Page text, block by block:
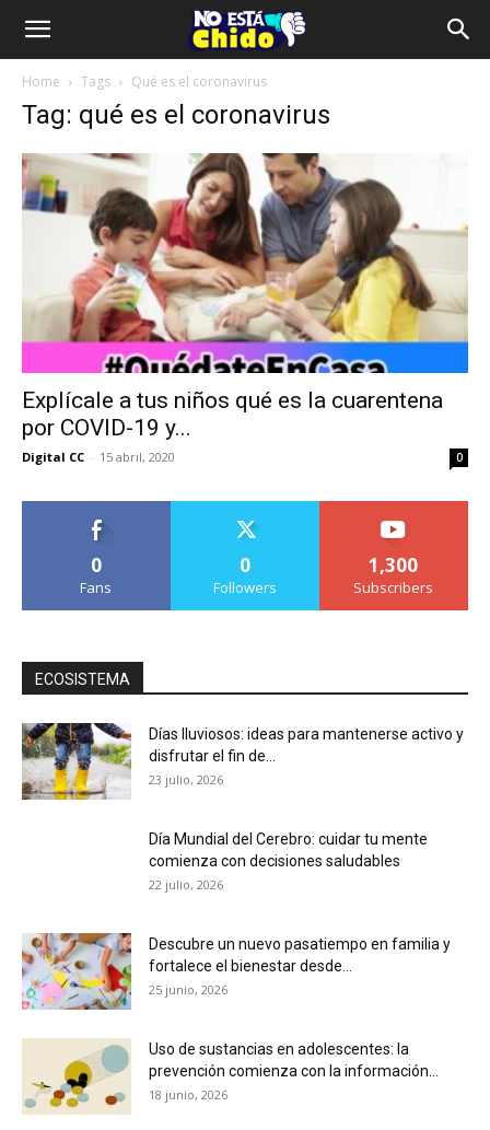
Home Tags Qué es el coronavirus
Tag: qué es el coronavirus
Explícale a tus niños qué es la cuarentena
por COVID-19 y...
Digital CC - 15 abril, 2020 0
0
Fans
0
Followers
1,300
Subscribers
ECOSISTEMA
Días lluviosos: ideas para mantenerse activo y
disfrutar el fin de...
23 julio, 2026
Día Mundial del Cerebro: cuidar tu mente
comienza con decisiones saludables
22 julio, 2026
Descubre un nuevo pasatiempo en familia y
fortalece el bienestar desde...
25 junio, 2026
Uso de sustancias en adolescentes: la
prevención comienza con la información...
18 junio, 2026